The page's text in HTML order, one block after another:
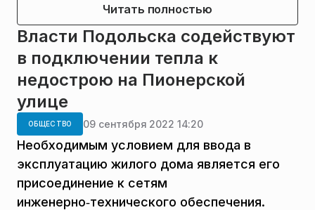
Читать полностью
Власти Подольска содействуют
в подключении тепла к
недострою на Пионерской
улице
ОБЩЕСТВО 09 сентября 2022 14:20
Необходимым условием для ввода в
эксплуатацию жилого дома является его
присоединение к сетям
инженерно‑технического обеспечения.